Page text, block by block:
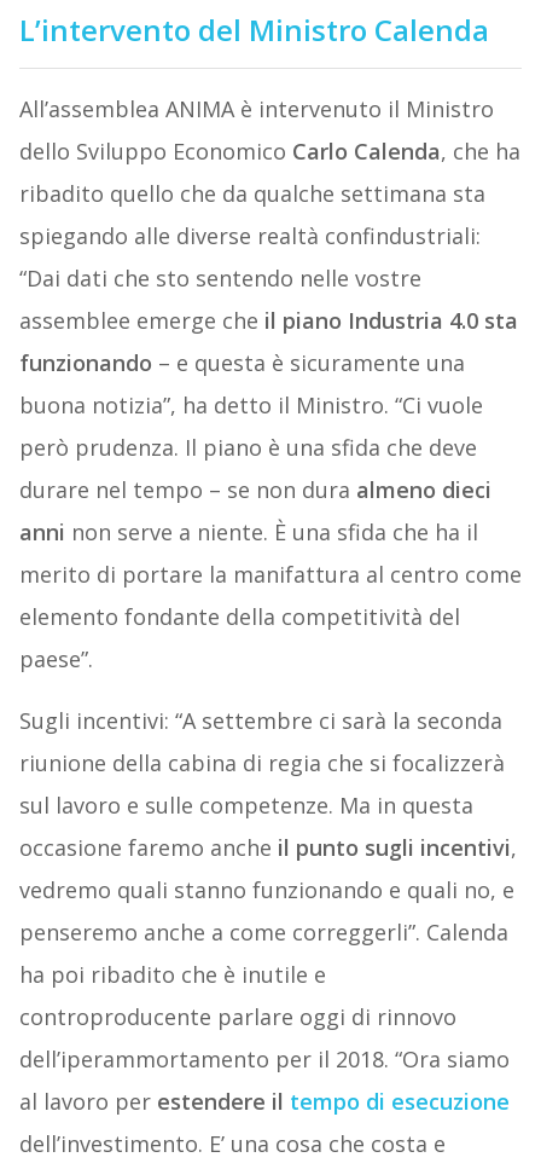
L’intervento del Ministro Calenda
All’assemblea ANIMA è intervenuto il Ministro
dello Sviluppo Economico Carlo Calenda, che ha
ribadito quello che da qualche settimana sta
spiegando alle diverse realtà confindustriali:
“Dai dati che sto sentendo nelle vostre
assemblee emerge che il piano Industria 4.0 sta
funzionando – e questa è sicuramente una
buona notizia”, ha detto il Ministro. “Ci vuole
però prudenza. Il piano è una sfida che deve
durare nel tempo – se non dura almeno dieci
anni non serve a niente. È una sfida che ha il
merito di portare la manifattura al centro come
elemento fondante della competitività del
paese”.
Sugli incentivi: “A settembre ci sarà la seconda
riunione della cabina di regia che si focalizzerà
sul lavoro e sulle competenze. Ma in questa
occasione faremo anche il punto sugli incentivi,
vedremo quali stanno funzionando e quali no, e
penseremo anche a come correggerli”. Calenda
ha poi ribadito che è inutile e
controproducente parlare oggi di rinnovo
dell’iperammortamento per il 2018. “Ora siamo
al lavoro per estendere il tempo di esecuzione
dell’investimento. E’ una cosa che costa e